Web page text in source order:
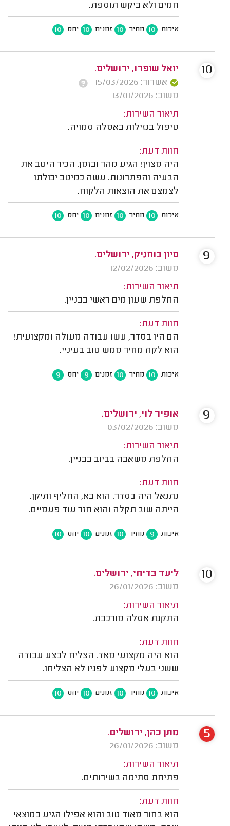
חמים ולא ביקש תוספת.
איכות 10 מחיר 10 זמנים 10 יחס 10
יואל שופרו, ירושלים.
אשרור: 15/03/2026
משוב: 13/01/2026
תיאור השירות:
טיפול בנזילות באסלה סמויה.
חוות דעת:
היה מצוין! הגיע מהר ובזמן. הכיר היטב את
הבעיה והפתרונות. עשה כמיטב יכולתו
לצמצם את הוצאות הלקוח.
איכות 10 מחיר 10 זמנים 10 יחס 10
10
סיון בוחניק, ירושלים.
משוב: 12/02/2026
תיאור השירות:
החלפת שעון מים ראשי בבניין.
חוות דעת:
הם היו בסדר, עשו עבודה מעולה ומקצועית!
הוא לקח מחיר ממש טוב בעיניי.
איכות 10 מחיר 10 זמנים 9 יחס 9
9
אופיר לוי, ירושלים.
משוב: 03/02/2026
תיאור השירות:
החלפת משאבה בביוב בבניין.
חוות דעת:
נתנאל היה בסדר. הוא בא, החליף ותיקן.
הייתה שוב תקלה והוא חזר עוד פעמיים.
איכות 9 מחיר 10 זמנים 10 יחס 10
9
ליעד בדיחי, ירושלים.
משוב: 26/01/2026
תיאור השירות:
התקנת אסלה מורכבת.
חוות דעת:
הוא היה מקצועי מאד. הצליח לבצע עבודה
ששני בעלי מקצוע לפניו לא הצליחו.
איכות 10 מחיר 10 זמנים 10 יחס 10
10
מתן כהן, ירושלים.
משוב: 26/01/2026
תיאור השירות:
פתיחת סתימה בשירותים.
חוות דעת:
הוא בחור מאוד טוב והוא אפילו הגיע במוצאי
5